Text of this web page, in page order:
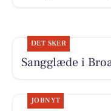
DET SKER
Sangglæde i
JOBNYT